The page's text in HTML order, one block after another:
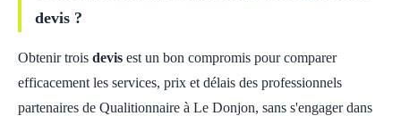
devis ?
Obtenir trois devis est un bon compromis pour comparer
efficacement les services, prix et délais des professionnels
partenaires de Qualitionnaire à Le Donjon, sans s'engager dans